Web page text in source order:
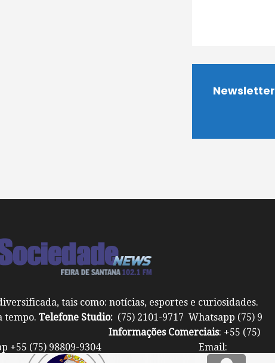
Newsletter
tais como: notícias, esportes e curiosidades.
tempo. Telefone Studio: (75) 2101-9717 Whatsapp (75) 9
Informações Comerciais: +55 (75)
+55 (75) 98809-9304 Email: